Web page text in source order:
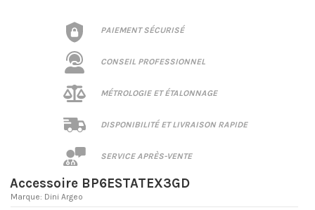
PAIEMENT SÉCURISÉ
CONSEIL PROFESSIONNEL
MÉTROLOGIE ET ÉTALONNAGE
DISPONIBILITÉ ET LIVRAISON RAPIDE
SERVICE APRÈS-VENTE
Accessoire BP6ESTATEX3GD
Marque: Dini Argeo